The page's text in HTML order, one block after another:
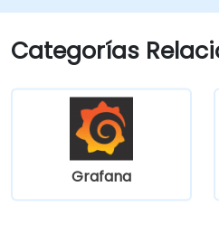
Configurar reglas
para sistemas.
Analizar y optimizar
Habilitar la
finales remotos y
Categorías
Grafana